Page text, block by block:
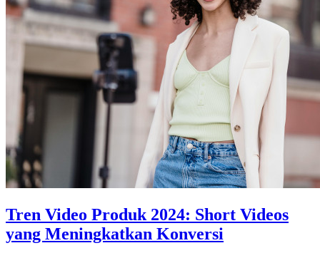
Tren Video Produk 2024: Short Videos
yang Meningkatkan Konversi